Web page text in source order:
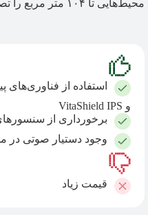
محیط‌هایی تا ۱۰۴ متر مربع را تصفیه کند.
و VitaShield IPS
برخورداری از
وجود دستیار صوتی در
قیمت زیاد